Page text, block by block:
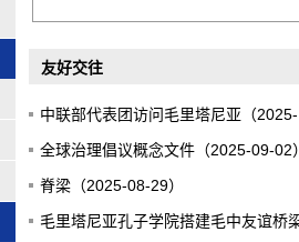
友好交往
中联部代表团访问毛里塔尼亚（
全球治理倡议概念文件（2025-09-02
脊梁（2025-08-29）
毛里塔尼亚孔子学院搭建毛中友谊桥